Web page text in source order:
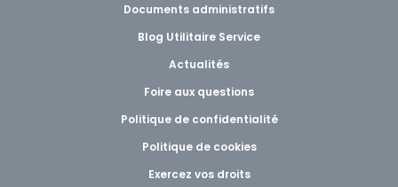
Documents administratifs
Blog Utilitaire Service
Actualités
Foire aux questions
Politique de confidentialité
Politique de cookies
Exercez vos droits